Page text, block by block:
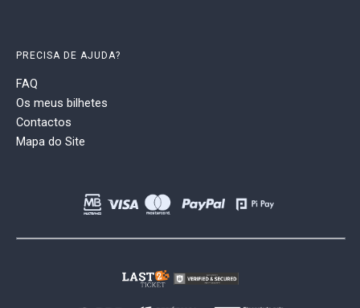
PRECISA DE AJUDA?
FAQ
Os meus bilhetes
Contactos
Mapa do Site